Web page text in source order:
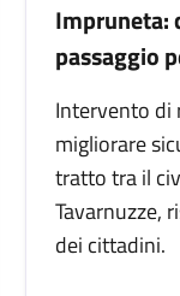
Impruneta:
passaggio
Intervento di
migliorare
tratto tra il
Tavarnuzze,
dei cittadini.